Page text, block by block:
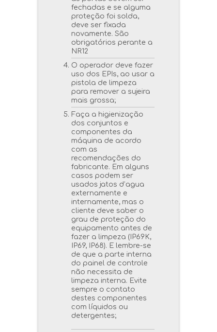
fechadas e se alguma
proteção foi solda,
deve ser fixada
novamente. São
obrigatórios perante a
NR12
O operador deve fazer
uso dos EPIs, ao usar a
pistola de limpeza
para remover a sujeira
mais grossa;
Faça a higienização
dos conjuntos e
componentes da
máquina de acordo
com as
recomendações do
fabricante. Em alguns
casos podem ser
usados jatos d’agua
externamente e
internamente, mas o
cliente deve saber o
grau de proteção do
equipamento antes de
fazer a limpeza (IP69K,
IP69, IP68). E lembre-se
de que a parte interna
do painel de controle
não necessita de
limpeza interna. Evite
sempre o contato
destes componentes
com líquidos ou
detergentes;